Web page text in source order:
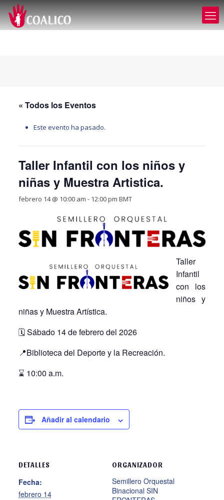
« Todos los Eventos
Este evento ha pasado.
Taller Infantil con los niños y
niñas y Muestra Artistica.
febrero 14 @ 10:00 am - 12:00 pm BMT
Taller
Infantil
con los
niños y
niñas y Muestra Artística.
🗓️ Sábado 14de febrero del 2026
📍Biblioteca del Deporte y la Recreación.
⌛ 10:00 a.m.
Añadir al calendario
DETALLES
Fecha:
febrero 14
ORGANIZADOR
Semillero Orquestal
Binacional SIN